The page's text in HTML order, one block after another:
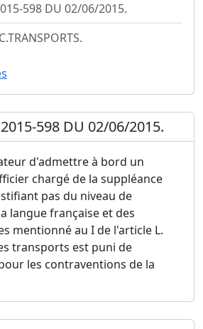
598 DU 02/06/2015.
2015-598 DU 02/06/2015.
d'admettre à bord un
chargé de la suppléance
pas du niveau de
langue française et des
mentionné au I de l'article L.
transports est puni de
les contraventions de la